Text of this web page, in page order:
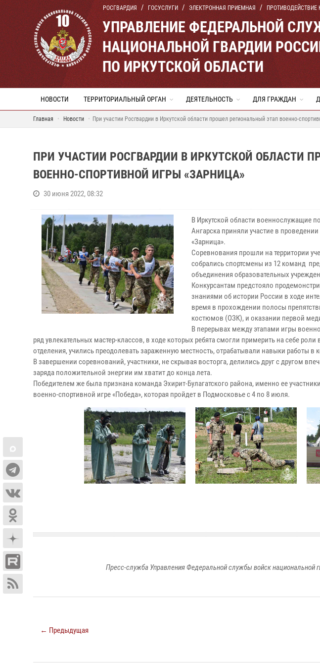
РОСГВАРДИЯ ГОСУСЛУГИ ЭЛЕКТРОННАЯ ПРИЕМНАЯ ПРОТИВОДЕЙСТВИЕ
УПРАВЛЕНИЕ ФЕДЕРАЛЬНОЙ
НАЦИОНАЛЬНОЙ ГВАРДИИ
ПО ИРКУТСКОЙ ОБЛАСТИ
НОВОСТИ ТЕРРИТОРИАЛЬНЫЙ ОРГАН ДЕЯТЕЛЬНОСТЬ ДЛЯ ГРАЖДАН
Главная Новости При участии Росгвардии в Иркутской области прошел региональный этап военно-
ПРИ УЧАСТИИ РОСГВАРДИИ В ИРКУТСКОЙ ОБЛАСТИ
ВОЕННО-СПОРТИВНОЙ ИГРЫ «ЗАРНИЦА»
30 июня 2022, 08:32
В Иркутской области военнослужащие
Ангарска приняли участие в
«Зарница».
Соревнования прошли на территории
собрались спортсмены из 12 команд
объединения образовательных
Конкурсантам предстояло
знаниями об истории России в ходе
время в прохождении полосы
костюмов (ОЗК), и оказании первой
В перерывах между этапами игры
ряд увлекательных мастер-классов, в ходе которых ребята смогли примерить на себе
отделения, учились преодолевать зараженную местность, отрабатывали навыки работы
В завершении соревнований, участники, не скрывая восторга, делились друг с другом
заряда положительной энергии им хватит до конца лета.
Победителем же была признана команда Эхирит-Булагатского района, именно ее
военно-спортивной игре «Победа», которая пройдет в Подмосковье с 4 по 8 июля.
Пресс-служба Управления Федеральной службы войск национальной
← Предыдущая